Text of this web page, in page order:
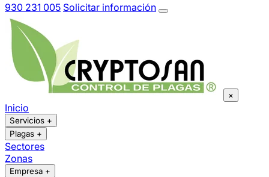
930 231 005 Solicitar información
×
Inicio
Servicios +
Plagas +
Sectores
Zonas
Empresa +